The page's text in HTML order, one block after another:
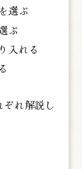
選ぶ
ぶ
入れる
ぞれ解説し